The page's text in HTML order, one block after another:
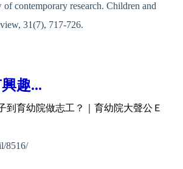
contemporary research. Children and
31(7), 717-726.
趣...
到育幼院做志工？｜育幼院大聲公Ｅ
8516/